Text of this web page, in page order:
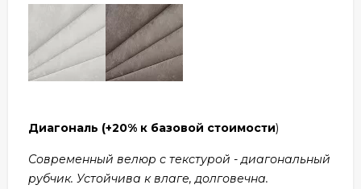
Диагональ (+20% к базовой стоимости)
Современный велюр с текстурой - диагональный
рубчик. Устойчива к влаге, долговечна.